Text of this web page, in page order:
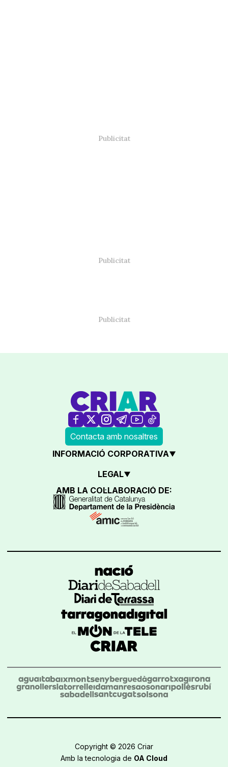
Contacta amb nosaltres
INFORMACIÓ CORPORATIVA
LEGAL
AMB LA COL·LABORACIÓ DE:
Copyright © 2026 Criar
Amb la tecnologia de OA Cloud